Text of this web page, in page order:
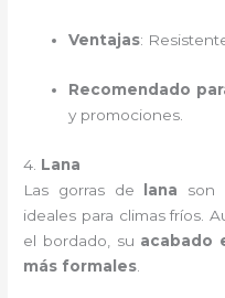
Ventajas:
Recomendado
y promociones.
4. Lana
Las gorras de
lana son
ideales para climas fríos.
el bordado, su acabado
más formales